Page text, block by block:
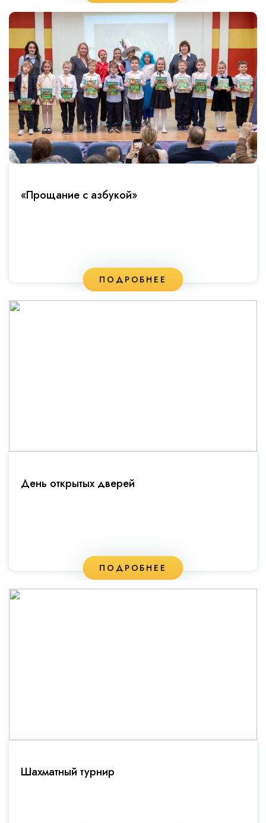
«Прощание с азбукой»
ПОДРОБНЕЕ
День открытых дверей
ПОДРОБНЕЕ
Шахматный турнир